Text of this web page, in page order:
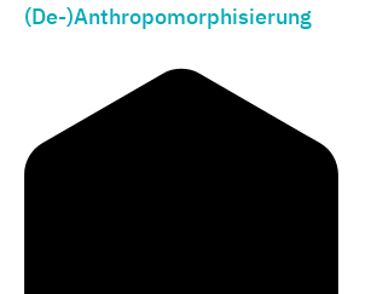
(De-)Anthropomorphisierung